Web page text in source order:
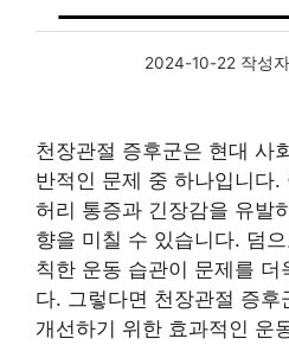
2024-10-22 작성
천장관절 증후군은 현대 사
반적인 문제 중 하나입니다.
허리 통증과 긴장감을 유발
향을 미칠 수 있습니다. 덤
칙한 운동 습관이 문제를 더
다. 그렇다면 천장관절 증
개선하기 위한 효과적인 운